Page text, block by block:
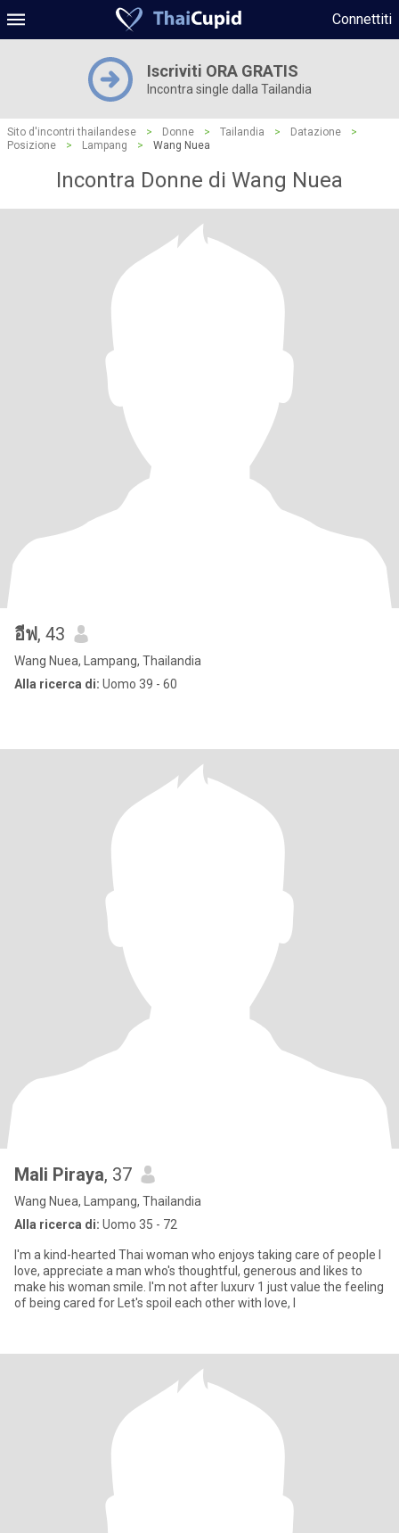
Connettiti
Iscriviti ORA GRATIS
Incontra single dalla Tailandia
Sito d'incontri thailandese > Donne > Tailandia > Datazione
>
Posizione
> Lampang > Wang Nuea
Incontra Donne di Wang Nuea
อีฟ, 43
Wang Nuea, Lampang, Thailandia
Alla ricerca di: Uomo 39 - 60
Mali Piraya, 37
Wang Nuea, Lampang, Thailandia
Alla ricerca di: Uomo 35 - 72
I'm a kind-hearted Thai woman who enjoys taking care of people I
love, appreciate a man who's thoughtful, generous and likes to
make his woman smile. I'm not after luxurv 1 just value the feeling
of being cared for Let's spoil each other with love, l